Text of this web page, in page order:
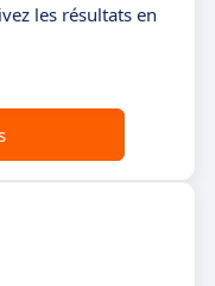
les résultats en